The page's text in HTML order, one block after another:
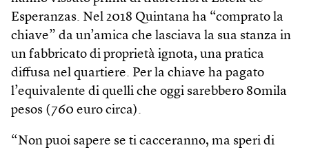
Esperanzas. Nel 2018 Quintana ha “comprato la
chiave” da un’amica che lasciava la sua stanza in
un fabbricato di proprietà ignota, una pratica
diffusa nel quartiere. Per la chiave ha pagato
l’equivalente di quelli che oggi sarebbero 80mila
pesos (760 euro circa).
“Non puoi sapere se ti cacceranno, ma speri di